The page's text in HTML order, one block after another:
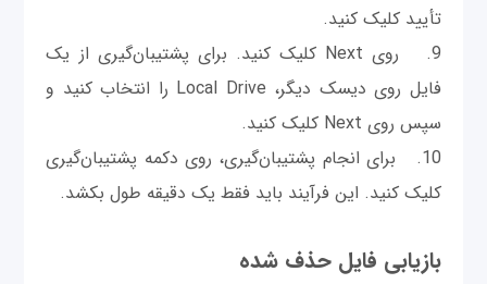
تأیید کلیک کنید.
9. روی Next کلیک کنید. برای پشتیبان‌گیری از یک
فایل روی دیسک دیگر، Local Drive را انتخاب کنید و
سپس روی Next کلیک کنید.
10. برای انجام پشتیبان‌گیری، روی دکمه پشتیبان‌گیری
کلیک کنید. این فرآیند باید فقط یک دقیقه طول بکشد.
بازیابی فایل حذف شده